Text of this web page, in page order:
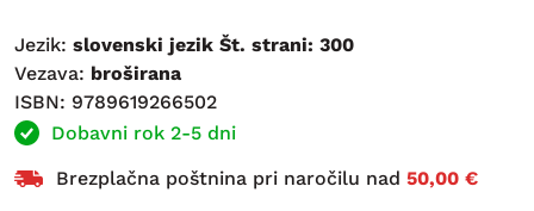
Jezik: slovenski jezik Št. strani: 300
Vezava: broširana
ISBN: 9789619266502
Dobavni rok 2-5 dni
Brezplačna poštnina pri naročilu nad 50,00 €